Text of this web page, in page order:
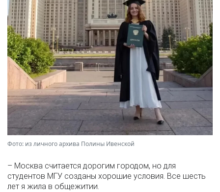
Фото: из личного архива Полины Ивенской
– Москва считается дорогим городом, но для
студентов МГУ созданы хорошие условия. Все шесть
лет я жила в общежитии.